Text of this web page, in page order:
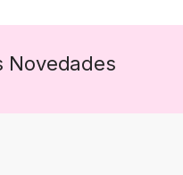
Novedades